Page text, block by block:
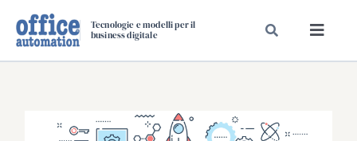
Tecnologie e modelli per il
business digitale
TAVOLE ROTONDE DI REDAZIONE